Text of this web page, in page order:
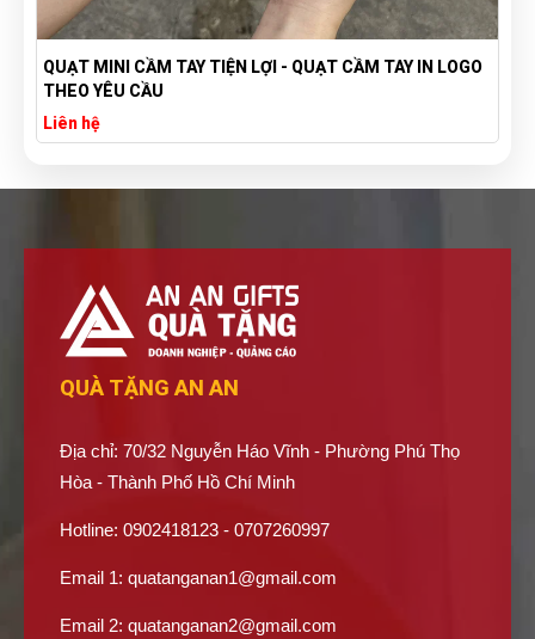
QUẠT MINI CẦM TAY TIỆN LỢI - QUẠT CẦM TAY IN LOGO
THEO YÊU CẦU
Liên hệ
QUÀ TẶNG AN AN
Địa chỉ: 70/32 Nguyễn Háo Vĩnh - Phường Phú Thọ
Hòa - Thành Phố Hồ Chí Minh
Hotline: 0902418123 - 0707260997
Email 1: quatanganan1@gmail.com
Email 2: quatanganan2@gmail.com